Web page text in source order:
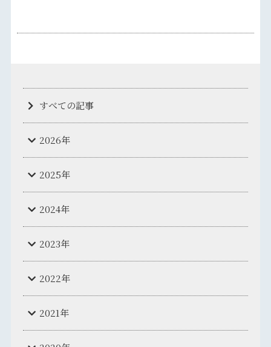
すべての記事
2026年
2025年
2024年
2023年
2022年
2021年